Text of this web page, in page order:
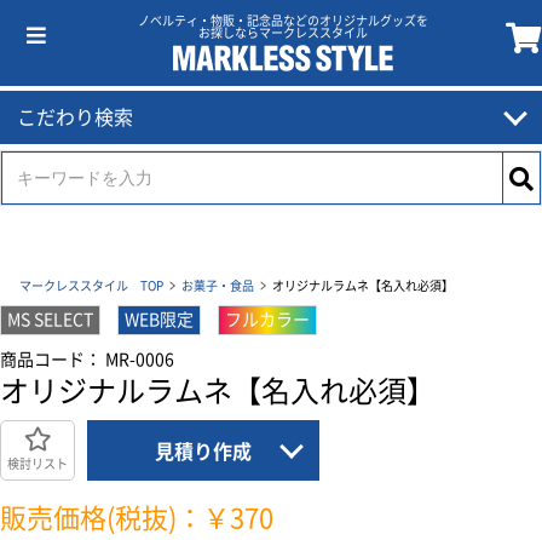
ノベルティ・物販・記念品などのオリジナルグッズを
お探しならマークレススタイル
こだわり検索
マークレススタイル TOP お菓子・食品 オリジナルラムネ【名入れ必須】
MS SELECT WEB限定 フルカラー
商品コード： MR-0006
オリジナルラムネ【名入れ必須】
検討リスト
見積り作成
販売価格(税抜)：￥370